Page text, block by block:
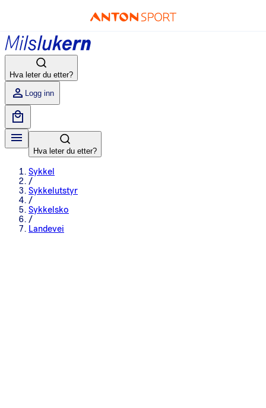
Hva leter du etter?
Logg inn
Hva leter du etter?
Sykkel
/
Sykkelutstyr
/
Sykkelsko
/
Landevei